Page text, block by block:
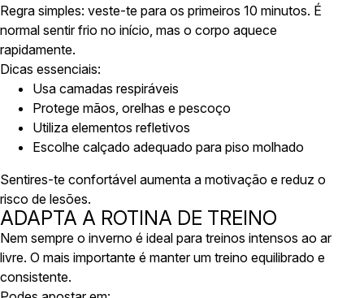
Regra simples: veste-te para os primeiros 10 minutos. É
normal sentir frio no início, mas o corpo aquece
rapidamente.
Dicas essenciais:
Usa camadas respiráveis
Protege mãos, orelhas e pescoço
Utiliza elementos refletivos
Escolhe calçado adequado para piso molhado
Sentires-te confortável aumenta a motivação e reduz o
risco de lesões.
ADAPTA A ROTINA DE TREINO
Nem sempre o inverno é ideal para treinos intensos ao ar
livre. O mais importante é manter um treino equilibrado e
consistente.